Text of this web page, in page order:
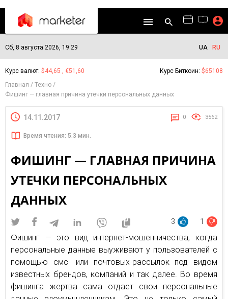
Сб, 8 августа 2026, 19:29 UA RU
Курс валют: $44,65 , €51,60 Курс Биткоин: $65108
Главная
Техно
Фишинг — главная причина утечки персональных данных
14.11.2017 0 3562
Время чтения: 5.3 мин.
ФИШИНГ — ГЛАВНАЯ ПРИЧИНА
УТЕЧКИ ПЕРСОНАЛЬНЫХ
ДАННЫХ
3 1
Фишинг — это вид интернет-мошенничества, когда
персональные данные выуживают у пользователей с
помощью смс- или почтовых-рассылок под видом
известных брендов, компаний и так далее. Во время
фишинга жертва сама отдает свои персональные